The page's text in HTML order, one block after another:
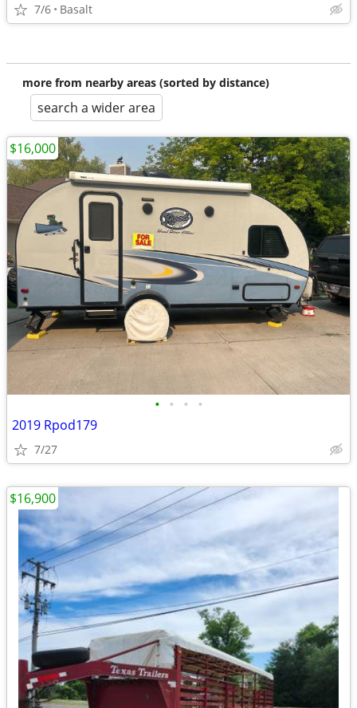
7/6 Basalt
more from nearby areas (sorted by distance)
search a wider area
• • • •
2019 Rpod179
7/27
$16,000
$16,900